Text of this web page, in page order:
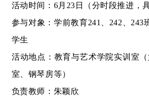
活动时间： 6月 23 日（分时段推进，
参与对象：学前教育241 242 243
学生
活动地点：教育与艺术学院实训室
室、钢琴房等）
负责教师：朱颖欣